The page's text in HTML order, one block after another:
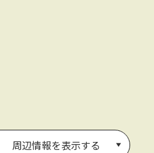
周辺情報を表示する